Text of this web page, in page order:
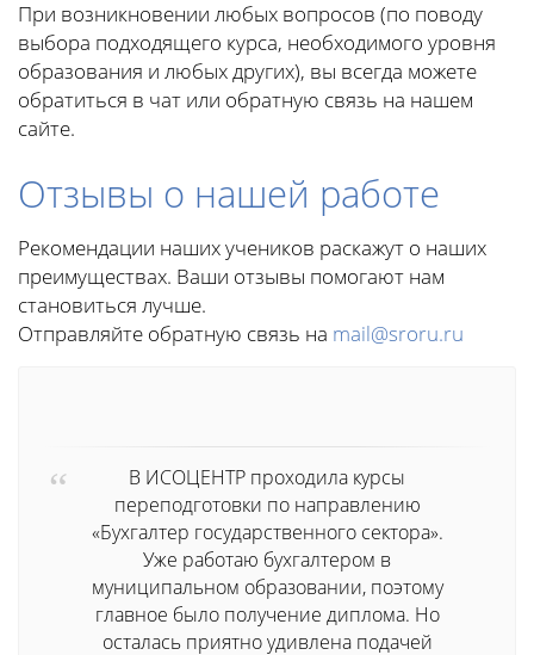
При возникновении любых вопросов (по поводу
выбора подходящего курса, необходимого уровня
образования и любых других), вы всегда можете
обратиться в чат или обратную связь на нашем
сайте.
Отзывы о нашей работе
Рекомендации наших учеников раскажут о наших
преимуществах. Ваши отзывы помогают нам
становиться лучше.
Отправляйте обратную связь на mail@sroru.ru
В ИСОЦЕНТР проходила курсы
переподготовки по направлению
«Бухгалтер государственного сектора».
Уже работаю бухгалтером в
муниципальном образовании, поэтому
главное было получение диплома. Но
осталась приятно удивлена подачей